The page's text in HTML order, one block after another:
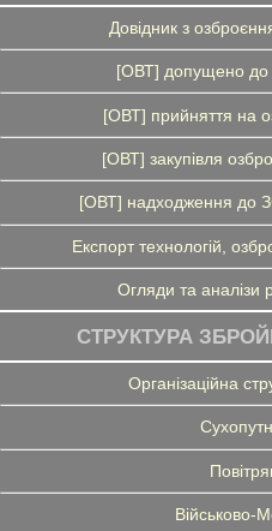
Довідник з
[ОВТ] допущено до
[ОВТ] прийняття на
[ОВТ] закупівля
[ОВТ] надходження до
Експорт технологій,
Огляди та аналізи
СТРУКТУРА
Організаційна
Військово-